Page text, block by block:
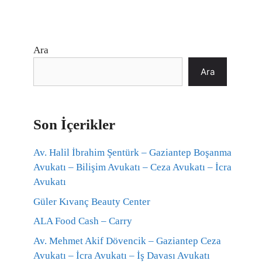
Ara
Ara
Son İçerikler
Av. Halil İbrahim Şentürk – Gaziantep Boşanma
Avukatı – Bilişim Avukatı – Ceza Avukatı – İcra
Avukatı
Güler Kıvanç Beauty Center
ALA Food Cash – Carry
Av. Mehmet Akif Dövencik – Gaziantep Ceza
Avukatı – İcra Avukatı – İş Davası Avukatı